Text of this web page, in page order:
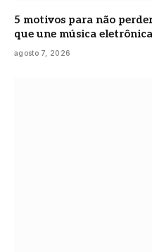
5 motivos para não
que une música
agosto 7, 2026